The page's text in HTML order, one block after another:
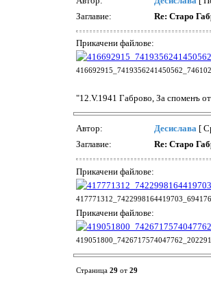
Заглавие:
Re: Старо
Прикачени файлове:
"12.V.1941 Габрово, За споменъ
Автор: Десислава [
Заглавие:
Re: Старо
Прикачени файлове:
Прикачени файлове:
Страница 29 от 29